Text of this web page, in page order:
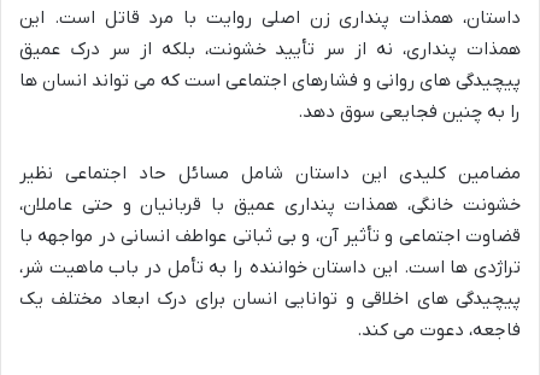
داستان، همذات پنداری زن اصلی روایت با مرد قاتل است. این
همذات پنداری، نه از سر تأیید خشونت، بلکه از سر درک عمیق
پیچیدگی های روانی و فشارهای اجتماعی است که می تواند انسان ها
را به چنین فجایعی سوق دهد.
مضامین کلیدی این داستان شامل مسائل حاد اجتماعی نظیر
خشونت خانگی، همذات پنداری عمیق با قربانیان و حتی عاملان،
قضاوت اجتماعی و تأثیر آن، و بی ثباتی عواطف انسانی در مواجهه با
تراژدی ها است. این داستان خواننده را به تأمل در باب ماهیت شر،
پیچیدگی های اخلاقی و توانایی انسان برای درک ابعاد مختلف یک
فاجعه، دعوت می کند.